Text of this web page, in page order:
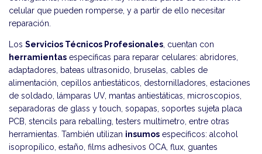
celular que pueden romperse, y a partir de ello necesitar
reparación.
Los Servicios Técnicos Profesionales , cuentan con
herramientas específicas para reparar celulares: abridores,
adaptadores, bateas ultrasonido, bruselas, cables de
alimentación, cepillos antiestáticos, destornilladores, estaciones
de soldado, lámparas UV, mantas antiestáticas, microscopios,
separadoras de glass y touch, sopapas, soportes sujeta placa
PCB, stencils para reballing, testers multímetro, entre otras
herramientas. También utilizan insumos específicos: alcohol
isopropílico, estaño, films adhesivos OCA, flux, guantes